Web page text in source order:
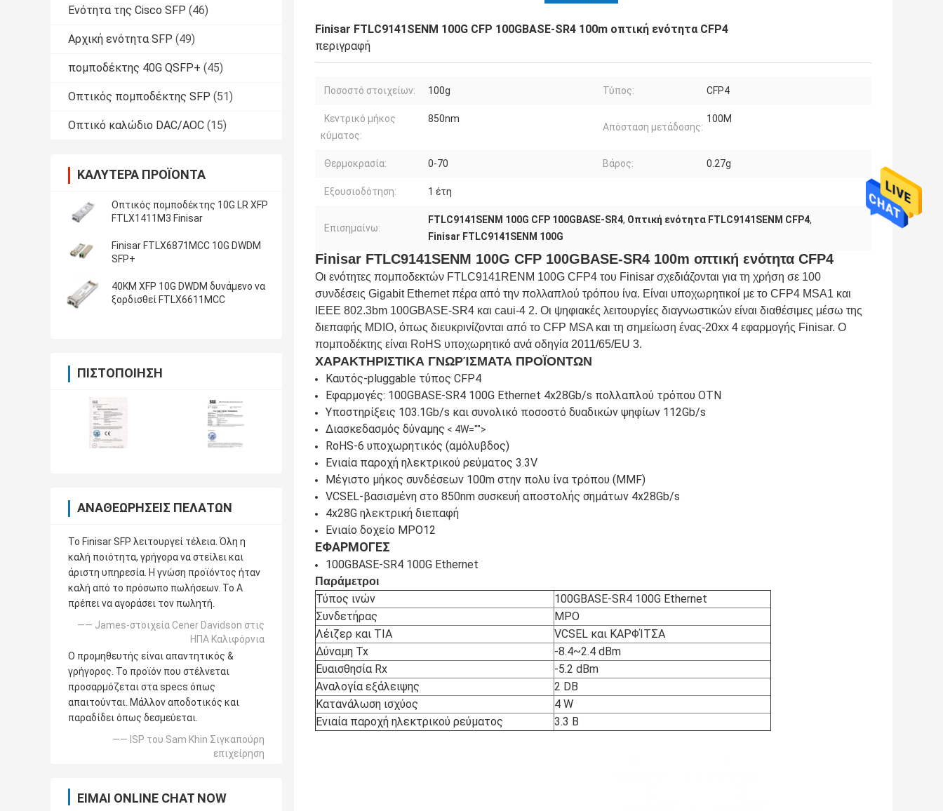
Ενότητα της Cisco SFP (46)
Αρχική ενότητα SFP (49)
πομποδέκτης 40G QSFP+ (45)
Οπτικός πομποδέκτης SFP (51)
Οπτικό καλώδιο DAC/AOC (15)
ΚΑΛΎΤΕΡΑ ΠΡΟΪΌΝΤΑ
Οπτικός πομποδέκτης 10G LR XFP
FTLX1411M3 Finisar
Finisar FTLX6871MCC 10G DWDM
SFP+
40KM XFP 10G DWDM δυνάμενο να
ξορδισθεί FTLX6611MCC
ΠΙΣΤΟΠΟΊΗΣΗ
ΑΝΑΘΕΩΡΉΣΕΙΣ ΠΕΛΑΤΏΝ
Το Finisar SFP λειτουργεί τέλεια. Όλη η
καλή ποιότητα, γρήγορα να στείλει και
άριστη υπηρεσία. Η γνώση προϊόντος ήταν
καλή από το πρόσωπο πωλήσεων. Το Α
πρέπει να αγοράσει τον πωλητή.
—— James-στοιχεία Cener Davidson στις
ΗΠΑ Καλιφόρνια
Ο προμηθευτής είναι απαντητικός &
γρήγορος. Το προϊόν που στέλνεται
προσαρμόζεται στα specs όπως
απαιτούνται. Μάλλον αποδοτικός και
παραδίδει όπως δεσμεύεται.
—— ISP του Sam Khin Σιγκαπούρη
επιχείρηση
ΕΊΜΑΙ ONLINE CHAT NOW
Finisar FTLC9141SENM 100G CFP 100GBASE-SR4 100m οπτική ενότητα CFP4
περιγραφή
Ποσοστό στοιχείων: 100g Τύπος: CFP4
Κεντρικό μήκος
κύματος:
850nm
Απόσταση μετάδοσης:
100M
Θερμοκρασία: 0-70 Βάρος: 0.27g
Εξουσιοδότηση: 1 έτη
Επισημαίνω:
FTLC9141SENM 100G CFP 100GBASE-SR4, Οπτική ενότητα FTLC9141SENM CFP4,
Finisar FTLC9141SENM 100G
Finisar FTLC9141SENM 100G CFP 100GBASE-SR4 100m οπτική ενότητα CFP4
Οι ενότητες πομποδεκτών FTLC9141RENM 100G CFP4 του Finisar σχεδιάζονται για τη χρήση σε 100
συνδέσεις Gigabit Ethernet πέρα από την πολλαπλού τρόπου ίνα. Είναι υποχωρητικοί με το CFP4 MSA1 και
IEEE 802.3bm 100GBASE-SR4 και caui-4 2. Οι ψηφιακές λειτουργίες διαγνωστικών είναι διαθέσιμες μέσω της
διεπαφής MDIO, όπως διευκρινίζονται από το CFP MSA και τη σημείωση ένας-20xx 4 εφαρμογής Finisar. Ο
πομποδέκτης είναι RoHS υποχωρητικό ανά οδηγία 2011/65/EU 3.
ΧΑΡΑΚΤΗΡΙΣΤΙΚΑ ΓΝΩΡΊΣΜΑΤΑ ΠΡΟΪΟΝΤΩΝ
Καυτός-pluggable τύπος CFP4
Εφαρμογές: 100GBASE-SR4 100G Ethernet 4x28Gb/s πολλαπλού τρόπου OTN
Υποστηρίξεις 103.1Gb/s και συνολικό ποσοστό δυαδικών ψηφίων 112Gb/s
Διασκεδασμός δύναμης < 4W="">
RoHS-6 υποχωρητικός (αμόλυβδος)
Ενιαία παροχή ηλεκτρικού ρεύματος 3.3V
Μέγιστο μήκος συνδέσεων 100m στην πολυ ίνα τρόπου (MMF)
VCSEL-βασισμένη στο 850nm συσκευή αποστολής σημάτων 4x28Gb/s
4x28G ηλεκτρική διεπαφή
Ενιαίο δοχείο MPO12
ΕΦΑΡΜΟΓΕΣ
100GBASE-SR4 100G Ethernet
Παράμετροι
Τύπος ινών
100GBASE-SR4 100G Ethernet
Συνδετήρας
MPO
Λέιζερ και TIA
VCSEL και ΚΑΡΦΊΤΣΑ
Δύναμη Tx
-8.4~2.4 dBm
Ευαισθησία Rx
-5.2 dBm
Αναλογία εξάλειψης
2 DB
Κατανάλωση ισχύος
4 W
Ενιαία παροχή ηλεκτρικού ρεύματος
3.3 Β